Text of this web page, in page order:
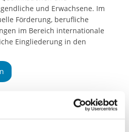
und Erwachsene. Im
Förderung, berufliche
im Bereich internationale
Eingliederung in den